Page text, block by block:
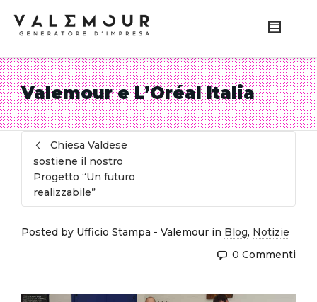
Valemour e L’Oréal Italia
Chiesa Valdese
sostiene il nostro
Progetto “Un futuro
realizzabile”
Posted by Ufficio Stampa - Valemour in Blog, Notizie
0 Commenti